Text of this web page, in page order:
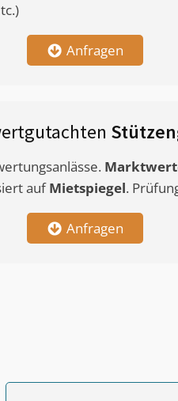
Anfragen
aufMietspiegel.
Anfragen